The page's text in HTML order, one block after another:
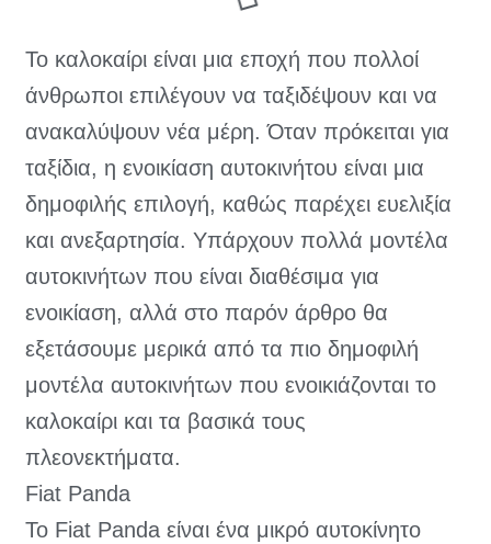
Το καλοκαίρι είναι μια εποχή που πολλοί
άνθρωποι επιλέγουν να ταξιδέψουν και να
ανακαλύψουν νέα μέρη. Όταν πρόκειται για
ταξίδια, η ενοικίαση αυτοκινήτου είναι μια
δημοφιλής επιλογή, καθώς παρέχει ευελιξία
και ανεξαρτησία. Υπάρχουν πολλά μοντέλα
αυτοκινήτων που είναι διαθέσιμα για
ενοικίαση, αλλά στο παρόν άρθρο θα
εξετάσουμε μερικά από τα πιο δημοφιλή
μοντέλα αυτοκινήτων που ενοικιάζονται το
καλοκαίρι και τα βασικά τους
πλεονεκτήματα.
Fiat Panda
Το Fiat Panda είναι ένα μικρό αυτοκίνητο